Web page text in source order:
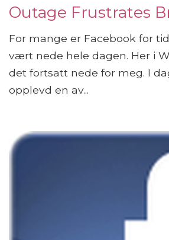
Outage Frustrates
For mange er Facebook for
vært nede hele dagen. Her i
det fortsatt nede for meg. I
opplevd en av...